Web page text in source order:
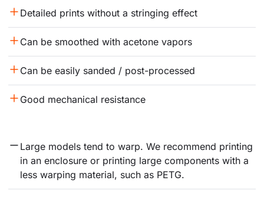
Detailed prints without a stringing effect
Can be smoothed with acetone vapors
Can be easily sanded / post-processed
Good mechanical resistance
Large models tend to warp. We recommend printing
in an enclosure or printing large components with a
less warping material, such as PETG.